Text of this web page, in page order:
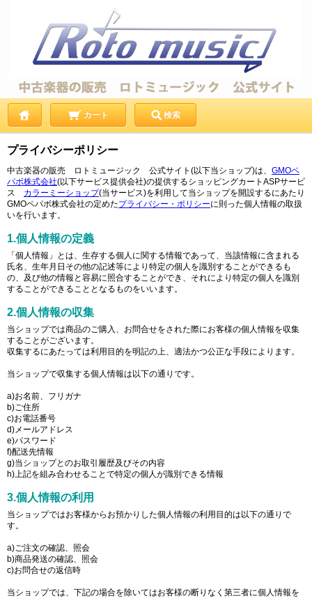
カート 検索
プライバシーポリシー
中古楽器の販売 ロトミュージック 公式サイト(以下当ショップ)は、 GMOペ
パボ株式会社(以下サービス提供会社)の提供するショッピングカートASPサービ
ス カラーミーショップ(当サービス)を利用して当ショップを開設するにあたり
GMOペパボ株式会社の定めたプライバシー・ポリシーに則った個人情報の取扱
いを行います。
1.個人情報の定義
「個人情報」とは、生存する個人に関する情報であって、当該情報に含まれる
氏名、生年月日その他の記述等により特定の個人を識別することができるも
の、及び他の情報と容易に照合することができ、それにより特定の個人を識別
することができることとなるものをいいます。
2.個人情報の収集
当ショップでは商品のご購入、お問合せをされた際にお客様の個人情報を収集
することがございます。
収集するにあたっては利用目的を明記の上、適法かつ公正な手段によります。
当ショップで収集する個人情報は以下の通りです。
a)お名前、フリガナ
b)ご住所
c)お電話番号
d)メールアドレス
e)パスワード
f)配送先情報
g)当ショップとのお取引履歴及びその内容
h)上記を組み合わせることで特定の個人が識別できる情報
3.個人情報の利用
当ショップではお客様からお預かりした個人情報の利用目的は以下の通りで
す。
a)ご注文の確認、照会
b)商品発送の確認、照会
c)お問合せの返信時
当ショップでは、下記の場合を除いてはお客様の断りなく第三者に個人情報を